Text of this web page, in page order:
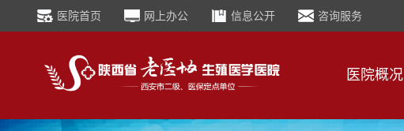
医院首页 网上办公 信息公开 咨询服务
医院概况